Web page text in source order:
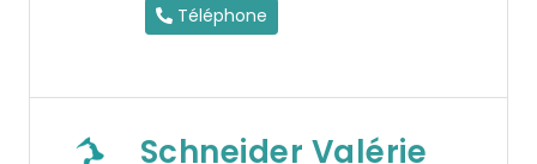
Téléphone
Schneider Valérie